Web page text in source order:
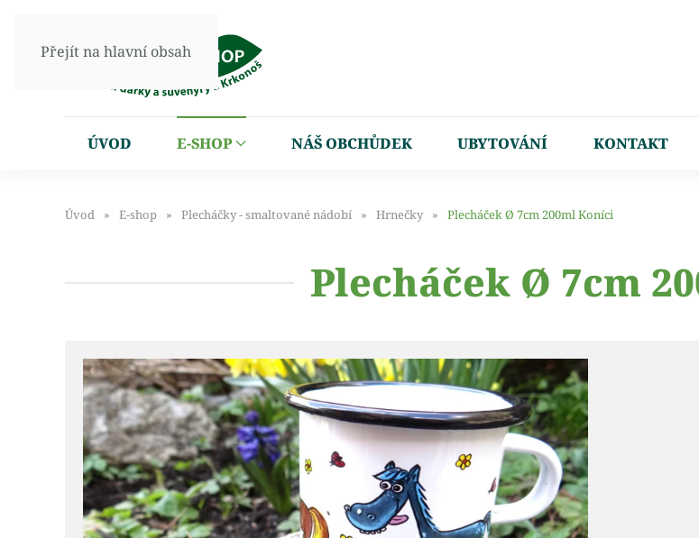
Přejít na hlavní obsah
ÚVOD E-SHOP NÁŠ OBCHŮDEK UBYTOVÁNÍ KONTAKT
Úvod E-shop Plecháčky - smaltované nádobí Hrnečky Plecháček Ø 7cm 200ml Koníci
Plecháček Ø 7cm